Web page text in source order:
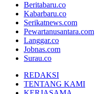
Beritabaru.co
Kabarbaru.co
Serikatnews.com
Pewartanusantara.com
Langgar.co
Jobnas.com
Surau.co
REDAKSI
TENTANG KAMI